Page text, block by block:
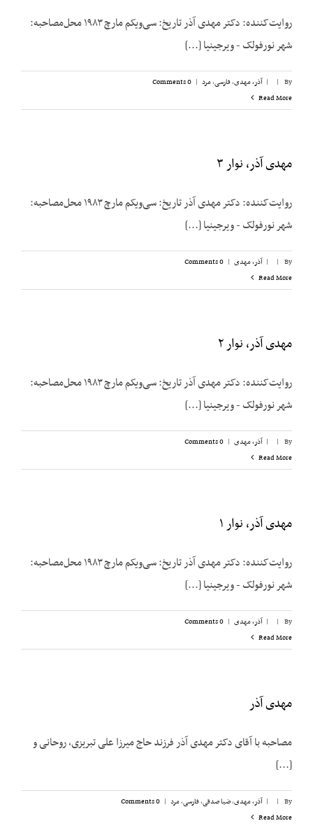
روایت‌کننده: دکتر مهدی آذر تاریخ: سی‌ویکم مارچ ۱۹۸۳ محل‌مصاحبه:
شهر نورفولک - ویرجینیا [...]
By
|
| آذر، مهدی,فارسی,مرد |
0 Comments
Read More
مهدی آذر، نوار ۳
روایت‌کننده: دکتر مهدی آذر تاریخ: سی‌ویکم مارچ ۱۹۸۳ محل‌مصاحبه:
شهر نورفولک - ویرجینیا [...]
By
|
| آذر، مهدی |
0 Comments
Read More
مهدی آذر، نوار ۲
روایت‌کننده: دکتر مهدی آذر تاریخ: سی‌ویکم مارچ ۱۹۸۳ محل‌مصاحبه:
شهر نورفولک - ویرجینیا [...]
By
|
| آذر، مهدی |
0 Comments
Read More
مهدی آذر، نوار ۱
روایت‌کننده: دکتر مهدی آذر تاریخ: سی‌ویکم مارچ ۱۹۸۳ محل‌مصاحبه:
شهر نورفولک - ویرجینیا [...]
By
|
| آذر، مهدی |
0 Comments
Read More
مهدی آذر
مصاحبه با آقای دکتر مهدی آذر فرزند حاج میرزا علی تبریزی، روحانی و
[...]
By
|
| آذر، مهدی,ضیا صدقی,فارسی,مرد |
0 Comments
Read More